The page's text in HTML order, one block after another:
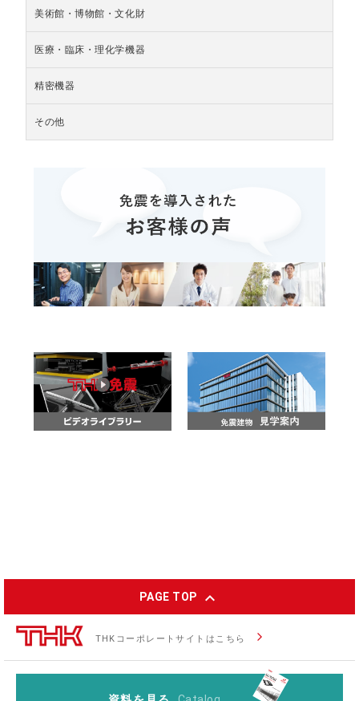
美術館・博物館・文化財
医療・臨床・理化学機器
精密機器
その他
PAGE TOP expand_less
THKコーポレートサイトはこちら arrow_forward_ios